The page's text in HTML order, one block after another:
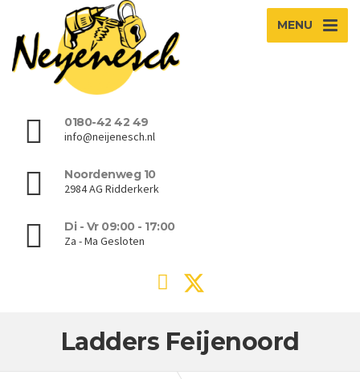
MENU
0180-42 42 49
info@neijenesch.nl
Noordenweg 10
2984 AG Ridderkerk
Di - Vr 09:00 - 17:00
Za - Ma Gesloten
Ladders Feijenoord